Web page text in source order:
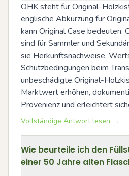
OHK steht für Original-
englische Abkürzung für
kann Original Case bedeuten.
sind für Sammler und
sie Herkunftsnachweise,
Schutzbedingungen beim
unbeschädigte Original-
Marktwert erhöhen,
Provenienz und erleichtert
Vollständige Antwort lesen →
Wie beurteile ich den
einer 50 Jahre alten